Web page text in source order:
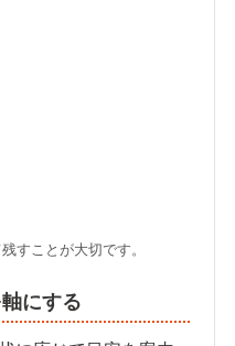
すことが大切です。
にする